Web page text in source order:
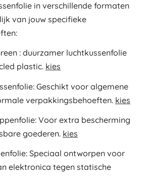
in verschillende formaten
van jouw specifieke
: duurzamer luchtkussenfolie
plastic. kies
Geschikt voor algemene
verpakkingsbehoeften. kies
Voor extra bescherming
goederen. kies
Speciaal ontworpen voor
elektronica tegen statische